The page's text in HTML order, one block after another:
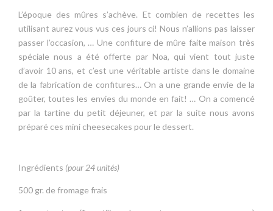
L’époque des mûres s’achève. Et combien de recettes les
utilisant aurez vous vus ces jours ci! Nous n’allions pas laisser
passer l’occasion, … Une confiture de mûre faite maison très
spéciale nous a été offerte par Noa, qui vient tout juste
d’avoir 10 ans, et c’est une véritable artiste dans le domaine
de la fabrication de confitures… On a une grande envie de la
goûter, toutes les envies du monde en fait! … On a comencé
par la tartine du petit déjeuner, et par la suite nous avons
préparé ces mini cheesecakes pour le dessert.
Ingrédients (pour 24 unités)
500 gr. de fromage frais